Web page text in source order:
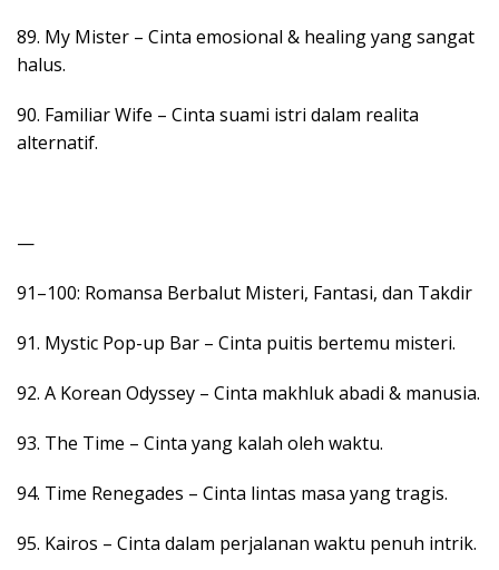
89. My Mister – Cinta emosional & healing yang sangat
halus.
90. Familiar Wife – Cinta suami istri dalam realita
alternatif.
—
91–100: Romansa Berbalut Misteri, Fantasi, dan Takdir
91. Mystic Pop-up Bar – Cinta puitis bertemu misteri.
92. A Korean Odyssey – Cinta makhluk abadi & manusia.
93. The Time – Cinta yang kalah oleh waktu.
94. Time Renegades – Cinta lintas masa yang tragis.
95. Kairos – Cinta dalam perjalanan waktu penuh intrik.